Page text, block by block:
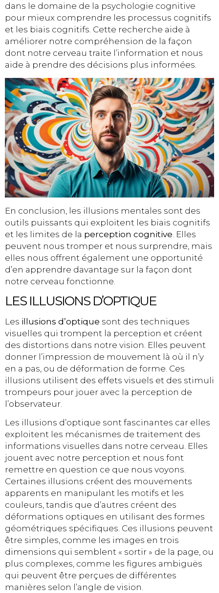
dans le domaine de la psychologie cognitive
pour mieux comprendre les processus cognitifs
et les biais cognitifs. Cette recherche aide à
améliorer notre compréhension de la façon
dont notre cerveau traite l’information et nous
aide à prendre des décisions plus informées.
En conclusion, les illusions mentales sont des
outils puissants qui exploitent les biais cognitifs
et les limites de la perception cognitive . Elles
peuvent nous tromper et nous surprendre, mais
elles nous offrent également une opportunité
d’en apprendre davantage sur la façon dont
notre cerveau fonctionne.
LES ILLUSIONS D’OPTIQUE
Les illusions d’optique sont des techniques
visuelles qui trompent la perception et créent
des distortions dans notre vision. Elles peuvent
donner l’impression de mouvement là où il n’y
en a pas, ou de déformation de forme. Ces
illusions utilisent des effets visuels et des stimuli
trompeurs pour jouer avec la perception de
l’observateur.
Les illusions d’optique sont fascinantes car elles
exploitent les mécanismes de traitement des
informations visuelles dans notre cerveau. Elles
jouent avec notre perception et nous font
remettre en question ce que nous voyons.
Certaines illusions créent des mouvements
apparents en manipulant les motifs et les
couleurs, tandis que d’autres créent des
déformations optiques en utilisant des formes
géométriques spécifiques. Ces illusions peuvent
être simples, comme les images en trois
dimensions qui semblent « sortir » de la page, ou
plus complexes, comme les figures ambiguës
qui peuvent être perçues de différentes
manières selon l’angle de vision.